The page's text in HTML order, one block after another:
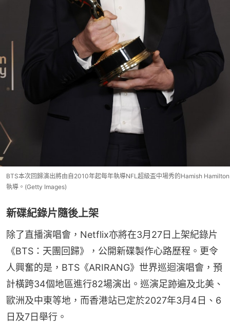
BTS本次回歸演出將由自2010年起每年執導NFL超級盃中場秀的Hamish Hamilton
執導。(Getty Images)
新碟紀錄片隨後上架
除了直播演唱會，Netflix亦將在3月27日上架紀錄片
《BTS：天團回歸》，公開新碟製作心路歷程。更令
人興奮的是，BTS《ARIRANG》世界巡迴演唱會，預
計橫跨34個地區進行82場演出。巡演足跡遍及北美、
歐洲及中東等地，而香港站已定於2027年3月4日、6
日及7日舉行。